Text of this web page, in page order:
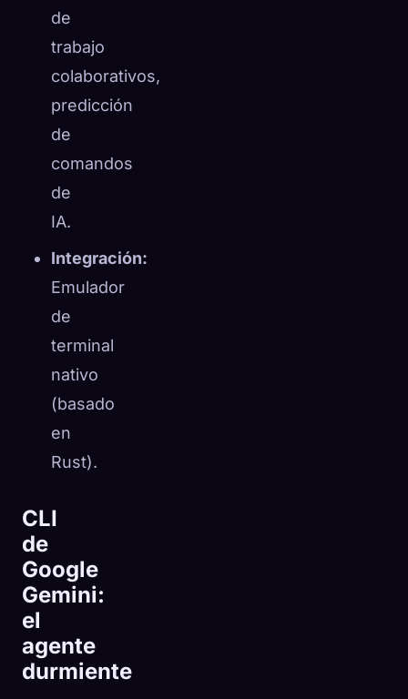
de
trabajo
colaborativos,
predicción
de
comandos
de
IA.
Integración:
Emulador
de
terminal
nativo
(basado
en
Rust).
CLI
de
Google
Gemini:
el
agente
durmiente